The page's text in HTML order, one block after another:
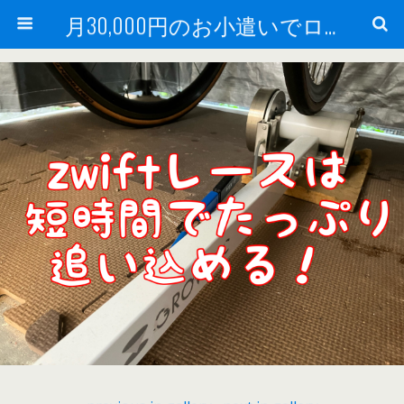
月30,000円のお小遣いでロードバイク